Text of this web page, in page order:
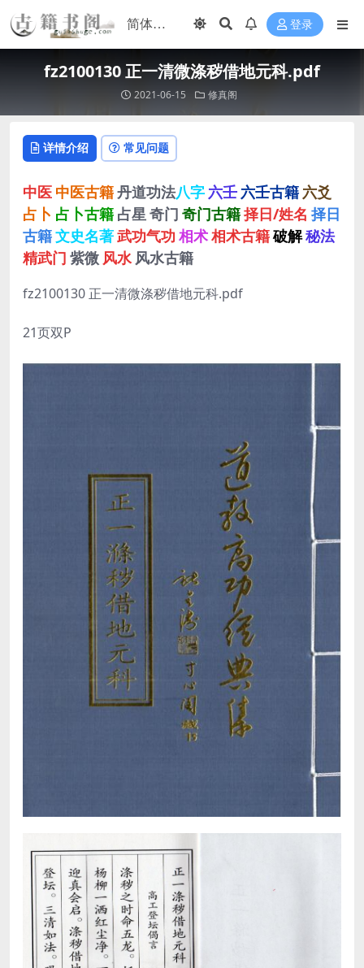
登录
fz2100130 正一清微涤秽借地元科.pdf
2021-06-15 修真阁
详情介绍 常见问题
中医 中医古籍丹道功法八字 六壬 六壬古籍 六爻
占卜 占卜古籍 占星 奇门 奇门古籍择日/姓名 择日
古籍文史名著武功气功 相术相术古籍破解秘法
精武门 紫微 风水 风水古籍
fz2100130 正一清微涤秽借地元科.pdf
21页双P